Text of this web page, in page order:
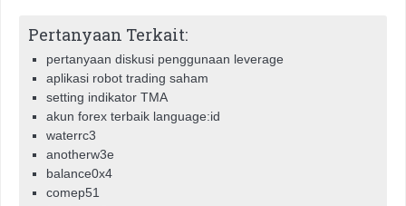
Pertanyaan Terkait:
pertanyaan diskusi penggunaan leverage
aplikasi robot trading saham
setting indikator TMA
akun forex terbaik language:id
waterrc3
anotherw3e
balance0x4
comep51